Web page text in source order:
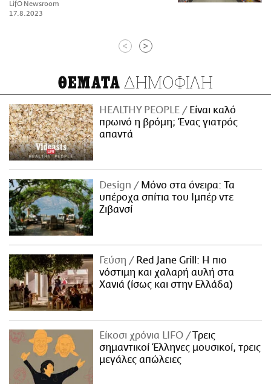
LifO Newsroom
17.8.2023
< >
ΘΕΜΑΤΑ ΔΗΜΟΦΙΛΗ
HEALTHY PEOPLE
Είναι καλό
πρωινό η βρόμη; Ένας γιατρός
απαντά
Design
Μόνο στα όνειρα: Τα
υπέροχα σπίτια του Ιμπέρ ντε
Ζιβανσί
Γεύση
Red Jane Grill: Η πιο
νόστιμη και χαλαρή αυλή στα
Χανιά (ίσως και στην Ελλάδα)
Είκοσι χρόνια LIFO
Tρεις
σημαντικοί Έλληνες μουσικοί, τρεις
μεγάλες απώλειες